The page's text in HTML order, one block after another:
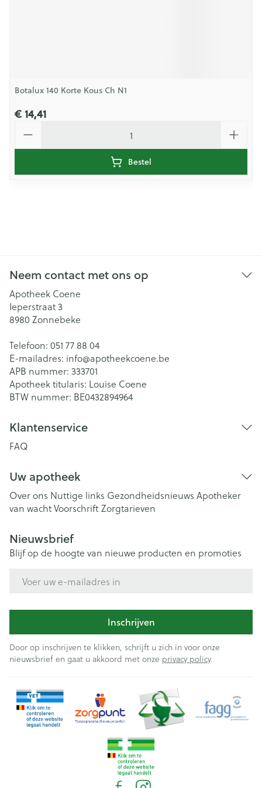
Botalux 140 Korte Kous Ch N1
€ 14,41
Bestel
Neem contact met ons op
Apotheek Coene
Ieperstraat 3
8980 Zonnebeke
Telefoon: 051 77 88 04
E-mailadres: info@apotheekcoene.be
APB nummer: 333701
Apotheek titularis: Louise Coene
BTW nummer: BE0432894964
Klantenservice
FAQ
Uw apotheek
Over ons Nuttige links Gezondheidsnieuws Apotheker
van wachtVoorschriftZorgtarieven
Nieuwsbrief
Blijf op de hoogte van nieuwe producten en promoties
Inschrijven
Door op inschrijven te klikken, schrijft u zich in voor onze
nieuwsbrief en gaat u akkoord met onze privacy policy.